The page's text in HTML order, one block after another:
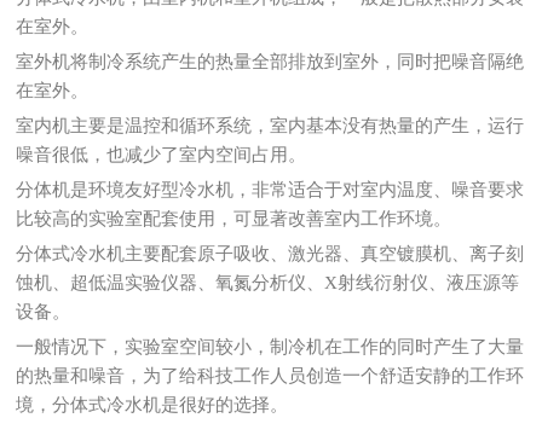
在室外。
室外机将制冷系统产生的热量全部排放到室外，同时把噪音隔绝
在室外。
室内机主要是温控和循环系统，室内基本没有热量的产生，运行
噪音很低，也减少了室内空间占用。
分体机是环境友好型冷水机，非常适合于对室内温度、噪音要求
比较高的实验室配套使用，可显著改善室内工作环境。
分体式冷水机主要配套原子吸收、激光器、真空镀膜机、离子刻
蚀机、超低温实验仪器、氧氮分析仪、X射线衍射仪、液压源等
设备。
一般情况下，实验室空间较小，制冷机在工作的同时产生了大量
的热量和噪音，为了给科技工作人员创造一个舒适安静的工作环
境，分体式冷水机是很好的选择。